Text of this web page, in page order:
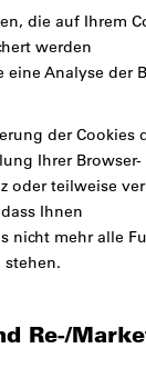
die auf Ihrem
werden
Analyse der
der Cookies
Ihrer Browser-
oder teilweise
Ihnen
nicht mehr alle
stehen.
Re-/